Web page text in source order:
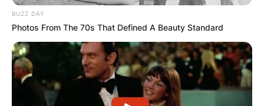
Македонија
BUZZ DAY
Photos From The 70s That Defined A Beauty Standard